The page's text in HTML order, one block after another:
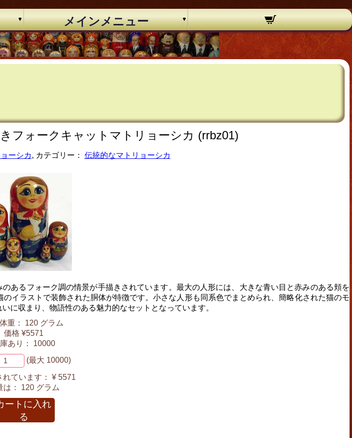
メインメニュー
フォークキャットマトリョーシカ (rrbz01)
ーシカ, カテゴリー： 伝統的なマトリョーシカ
あるフォーク調の情景が手描きされています。最大の人形には、大きな青い目と赤みのある頬を
イラストで装飾された胴体が特徴です。小さな人形も同系色でまとめられ、簡略化された猫のモ
に収まり、物語性のある魅力的なセットとなっています。
重： 120 グラム
価格 ¥5571
あり： 10000
(最大 10000)
ています：
¥ 5571
は： 120 グラム
ートに入れ
る